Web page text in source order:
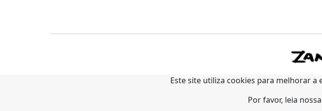
Este site utiliza cookies para melhorar a
Por favor, leia nossa